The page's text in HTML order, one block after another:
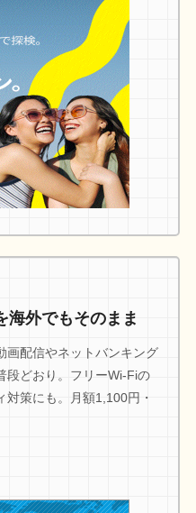
海外でもそのまま
画配信やネットバンキング
段どおり。フリーWi-Fiの
策にも。月額1,100円・